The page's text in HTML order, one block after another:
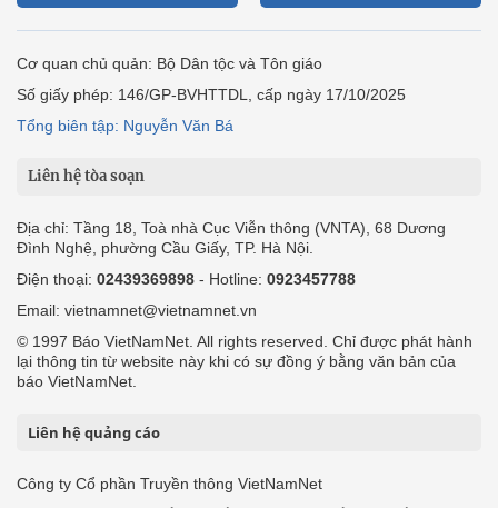
Cơ quan chủ quản: Bộ Dân tộc và Tôn giáo
Số giấy phép: 146/GP-BVHTTDL, cấp ngày 17/10/2025
Tổng biên tập: Nguyễn Văn Bá
Liên hệ tòa soạn
Địa chỉ: Tầng 18, Toà nhà Cục Viễn thông (VNTA), 68 Dương
Đình Nghệ, phường Cầu Giấy, TP. Hà Nội.
Điện thoại: 02439369898 - Hotline: 0923457788
Email: vietnamnet@vietnamnet.vn
© 1997 Báo VietNamNet. All rights reserved. Chỉ được phát hành
lại thông tin từ website này khi có sự đồng ý bằng văn bản của
báo VietNamNet.
Liên hệ quảng cáo
Công ty Cổ phần Truyền thông VietNamNet